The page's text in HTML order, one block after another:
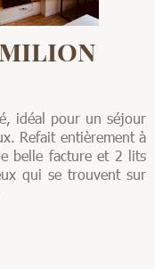
idéal pour un séjour
Refait entièrement à
belle facture et 2 lits
qui se trouvent sur